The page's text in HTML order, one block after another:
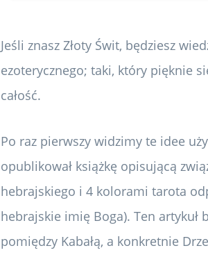
Jeśli znasz Złoty Świt, będziesz
ezoterycznego; taki, który pięknie
całość.
Po raz pierwszy widzimy te idee
opublikował książkę opisującą
hebrajskiego i 4 kolorami tarota
hebrajskie imię Boga). Ten
pomiędzy Kabałą, a konkretnie